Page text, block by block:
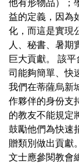
他有形物品）；
益的定義，因為
化，而這是實現
人、秘書、暑期
巨大貢獻。 該
司能夠簡單、快
我們在蒂薩烏新
作夥伴的身份支
的教友不能規定
鼓勵他們為快速
贈類別做出貢獻
文士應參閱教會